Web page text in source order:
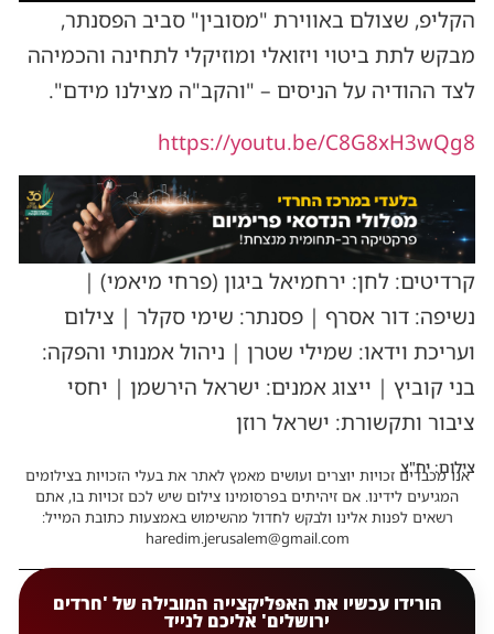
הקליפ, שצולם באווירת "מסובין" סביב הפסנתר,
מבקש לתת ביטוי ויזואלי ומוזיקלי לתחינה והכמיהה
לצד ההודיה על הניסים – "והקב"ה מצילנו מידם".
https://youtu.be/C8G8xH3wQg8
קרדיטים: לחן: ירחמיאל ביגון (פרחי מיאמי) |
נשיפה: דור אסרף | פסנתר: שימי סקלר | צילום
ועריכת וידאו: שמילי שטרן | ניהול אמנותי והפקה:
בני קוביץ | ייצוג אמנים: ישראל הירשמן | יחסי
ציבור ותקשורת: ישראל רוזן
צילום: יח"צ
אנו מכבדים זכויות יוצרים ועושים מאמץ לאתר את בעלי הזכויות בצילומים
המגיעים לידינו. אם זיהיתים בפרסומינו צילום שיש לכם זכויות בו, אתם
רשאים לפנות אלינו ולבקש לחדול מהשימוש באמצעות כתובת המייל:
haredim.jerusalem@gmail.com
הורידו עכשיו את האפליקצייה המובילה של 'חרדים
ירושלים' אליכם לנייד